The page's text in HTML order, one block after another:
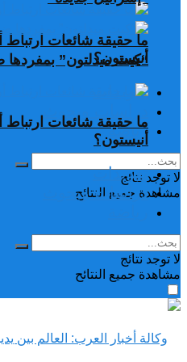
ما حقيقة شائعات ارتباط
أنيستون؟
تغريدات
دراسات وبحوث
رياضة
لا توجد نتائج
مشاهدة جميع النتائح
“كيت ميدلتون”
ما حقيقة شائعات ارتباط
أنيستون؟
تغريدات
دراسات وبحوث
لا توجد نتائج
مشاهدة جميع النتائح